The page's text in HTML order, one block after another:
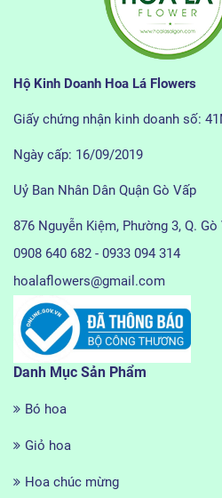
Hộ Kinh Doanh Hoa Lá Flowers
Giấy chứng nhận kinh doanh số:
Ngày cấp: 16/09/2019
Uỷ Ban Nhân Dân Quận Gò Vấp
876 Nguyễn Kiệm, Phường 3, Q. Gò
0908 640 682 - 0933 094 314
hoalaflowers@gmail.com
Danh Mục Sản Phẩm
Bó hoa
Giỏ hoa
Hoa chúc mừng